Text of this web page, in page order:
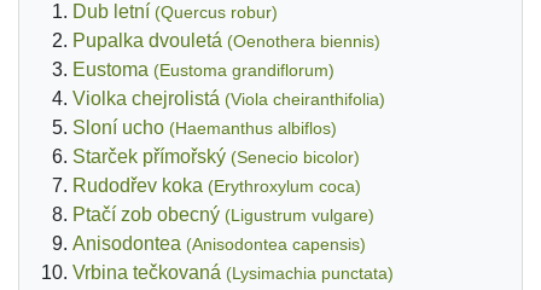
Dub letní (Quercus robur)
Pupalka dvouletá (Oenothera biennis)
Eustoma (Eustoma grandiflorum)
Violka chejrolistá (Viola cheiranthifolia)
Sloní ucho (Haemanthus albiflos)
Starček přímořský (Senecio bicolor)
Rudodřev koka (Erythroxylum coca)
Ptačí zob obecný (Ligustrum vulgare)
Anisodontea (Anisodontea capensis)
Vrbina tečkovaná (Lysimachia punctata)